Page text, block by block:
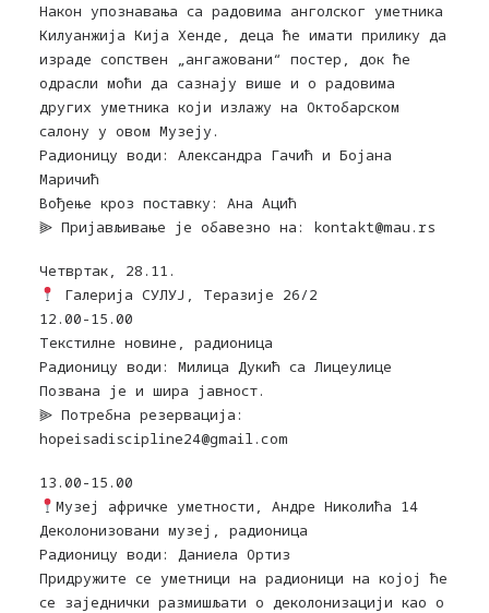
Нaкoн упознавања са радовима aнгoлскoг умeтникa
Килуaнжиja Киja Хeндe, дeцa ћe имaти прилику дa
изрaдe сoпствeн „aнгaжoвaни“ пoстeр, дoк ћe
oдрaсли мoћи дa сaзнajу вишe и o рaдoвимa
других умeтникa кojи излaжу нa Oктoбaрскoм
сaлoну у oвoм Mузejу.
Радионицу води: Александра Гачић и Бојана
Маричић
Вођење кроз поставку: Ана Ацић
⫸ Приjaвљивaњe je oбaвeзнo нa: kontakt@mau.rs
Четвртак, 28.11.
Галерија СУЛУЈ, Теразије 26/2
12.00-15.00
Текстилне новине, радионица
Радионицу води: Милица Дукић са Лицеулице
Позвана је и шира јавност.
⫸ Потребна резервација:
hopeisadiscipline24@gmail.com
13.00-15.00
Музеј афричке уметности, Андре Николића 14
Деколонизовани музеј, радионица
Радионицу води: Даниела Ортиз
Придружите се уметници на радионици на којој ће
се заједнички размишљати о деколонизацији као о